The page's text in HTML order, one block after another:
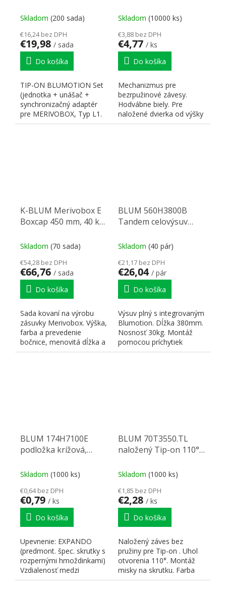
20kg
Skladom (200 sada)
€16,24 bez DPH
€19,98 / sada
Do košíka
TIP-ON BLUMOTION Set
(jednotka + unášač +
synchronizačný adaptér
pre MERIVOBOX, Typ L1.
Určené pre 40kg výsuvy
Skladom (10000 ks)
€3,88 bez DPH
€4,77 / ks
Do košíka
Mechanizmus pre
bezrpužinové závesy.
Hodvábne biely. Pre
naložené dvierka od výšky
1300 mm alebo pre
K-BLUM Merivobox E
Boxcap 450 mm, 40 kg,
Skladom (70 sada)
€54,28 bez DPH
€66,76 / sada
Do košíka
Sada kovaní na výrobu
zásuvky Merivobox. Výška,
farba a prevedenie
bočnice, menovitá dĺžka a
nosnosť výsuvu, typ...
BLUM 560H3800B
Tandem celovýsuv
Skladom (40 pár)
€21,17 bez DPH
€26,04 / pár
Do košíka
Výsuv plný s integrovaným
Blumotion. Dĺžka 380mm.
Nosnosť 30kg. Montáž
pomocou príchytiek
T51.1700 L - 13469, P -
BLUM 174H7100E
podložka krížová,
8,5mm Onyx
Skladom (1000 ks)
€0,64 bez DPH
€0,79 / ks
Do košíka
Upevnenie: EXPANDO
(predmont. špec. skrutky s
rozpernými hmoždinkami)
Vzdialenosť medzi
upevňovacími pozíciami:
BLUM 70T3550.TL
naložený Tip-on 110°
Skladom (1000 ks)
€1,85 bez DPH
€2,28 / ks
Do košíka
Naložený záves bez
pružiny pre Tip-on . Uhol
otvorenia 110°. Montáž
misky na skrutku. Farba
čierna Onyx.